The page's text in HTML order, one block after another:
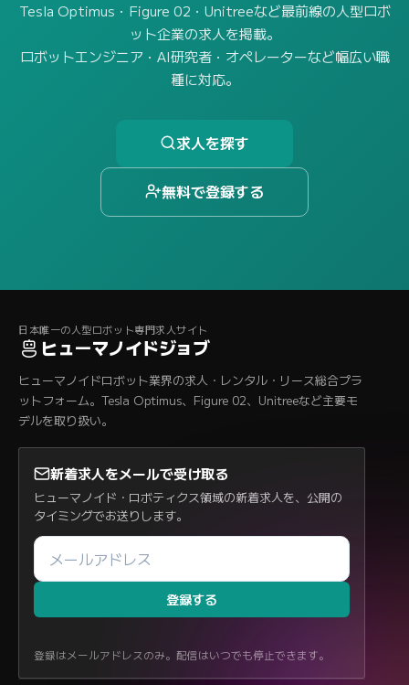
Tesla Optimus・Figure 02・Unitreeなど最前線の人型ロボ
ット企業の求人を掲載。
ロボットエンジニア・AI研究者・オペレーターなど幅広い職
種に対応。
求人を探す
無料で登録する
日本唯一の人型ロボット専門求人サイト
ヒューマノイドジョブ
ヒューマノイドロボット業界の求人・レンタル・リース総合プラ
ットフォーム。Tesla Optimus、Figure 02、Unitreeなど主要モ
デルを取り扱い。
新着求人をメールで受け取る
ヒューマノイド・ロボティクス領域の新着求人を、公開の
タイミングでお送りします。
登録する
登録はメールアドレスのみ。配信はいつでも停止できます。